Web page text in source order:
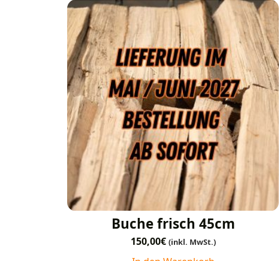
Buche frisch 45cm
150,00€ (inkl. MwSt.)